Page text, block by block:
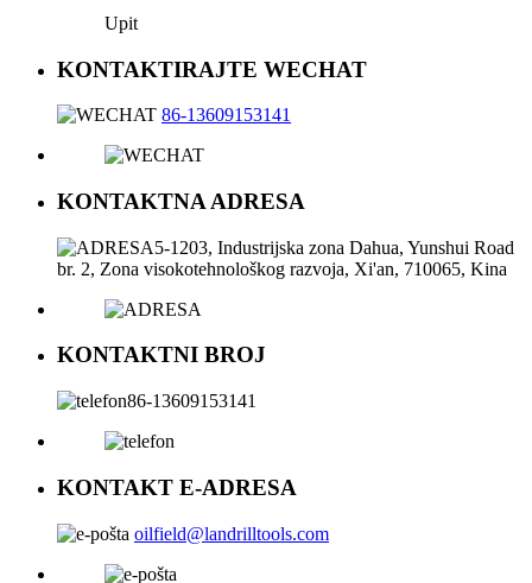
Upit
KONTAKTIRAJTE WECHAT
86-13609153141
KONTAKTNA ADRESA
5-1203, Industrijska zona Dahua, Yunshui Road
br. 2, Zona visokotehnološkog razvoja, Xi'an, 710065, Kina
KONTAKTNI BROJ
86-13609153141
KONTAKT E-ADRESA
oilfield@landrilltools.com